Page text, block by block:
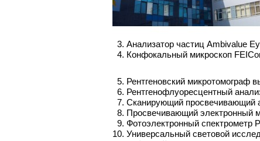
3. Анализатор частиц Ambivalue
4. Конфокальный микроскоп
5. Рентгеновский микротомограф
6. Рентгенофлуоресцентный
7. Сканирующий просвечивающий
8. Просвечивающий электронный
9. Фотоэлектронный спектрометр
10. Универсальный световой